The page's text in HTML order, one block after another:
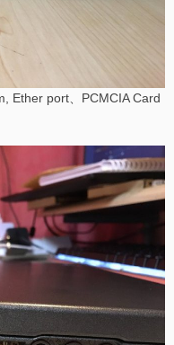
Ether port、PCMCIA Card